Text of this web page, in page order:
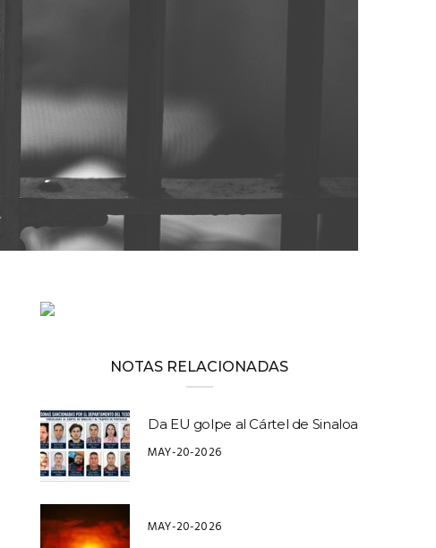
NOTAS RELACIONADAS
Da EU golpe al Cártel de Sinaloa
MAY-20-2026
MAY-20-2026